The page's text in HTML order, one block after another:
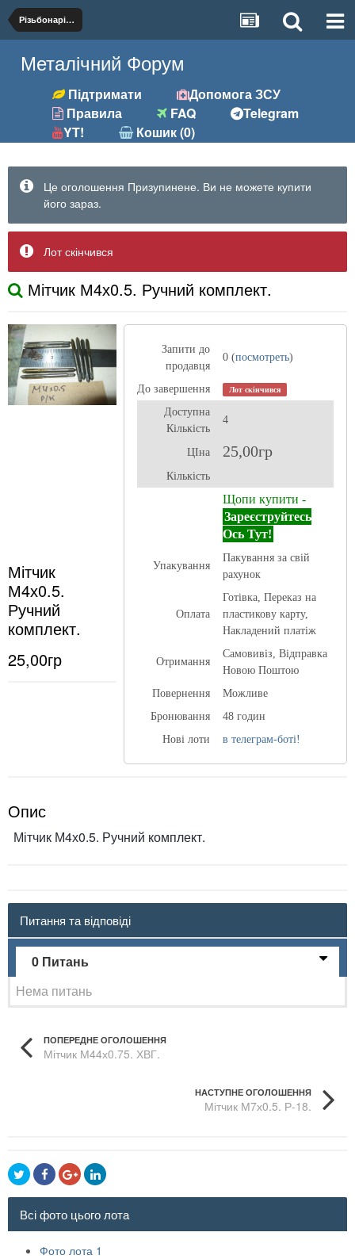
Різьбонарізний (мітчики, плашки)
Металічний Форум
Підтримати
Допомога ЗСУ
Правила
FAQ
Telegram
YT!
Кошик (0)
Це оголошення Призупинене. Ви не можете купити
його зараз.
Лот скінчився
Мітчик М4х0.5. Ручний комплект.
Мітчик
М4х0.5.
Ручний
комплект.
25,00гр
Запити до
продавця
0 (посмотреть)
До завершення Лот скінчився
Доступна
Кількість
4
ЦІна 25,00гр
Кількість
Щопи купити -
Зареєструйтесь
Ось Тут!
Упакування
Пакування за свій
рахунок
Оплата
Готівка, Переказ на
пластикову карту,
Накладений платіж
Отримання
Самовивіз, Відправка
Новою Поштою
Повернення
Можливе
Бронювання
48 годин
Нові лоти
в телеграм-боті!
Опис
Мітчик М4х0.5. Ручний комплект.
Питання та відповіді
0 Питань
Нема питань
ПОПЕРЕДНЕ ОГОЛОШЕННЯ
Мітчик М44х0.75. ХВГ.
НАСТУПНЕ ОГОЛОШЕННЯ
Мітчик М7х0.5. Р-18.
Всі фото цього лота
Фото лота 1